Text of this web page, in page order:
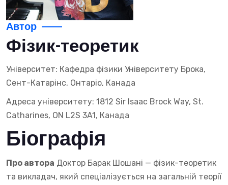
Автор
Фізик-теоретик
Університет: Кафедра фізики Університету Брока,
Сент-Катарінс, Онтаріо, Канада
Адреса університету: 1812 Sir Isaac Brock Way, St.
Catharines, ON L2S 3A1, Канада
Біографія
Про автора Доктор Барак Шошані — фізик-теоретик
та викладач, який спеціалізується на загальній теорії